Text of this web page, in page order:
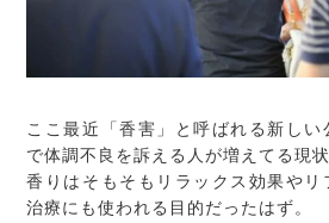
ここ最近「香害」と呼ばれる新しい
で体調不良を訴える人が増えてる現
香りはそもそもリラックス効果やリ
治療にも使われる目的だったはず。